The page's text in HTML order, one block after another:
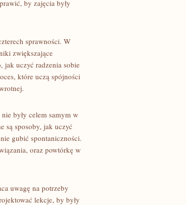
by zajęcia były
sprawności. W
zwiększające
jak uczyć radzenia sobie
które uczą spójności
były celem samym w
są sposoby, jak uczyć
gubić spontaniczności.
oraz powtórkę w
uwagę na potrzeby
lekcje, by były